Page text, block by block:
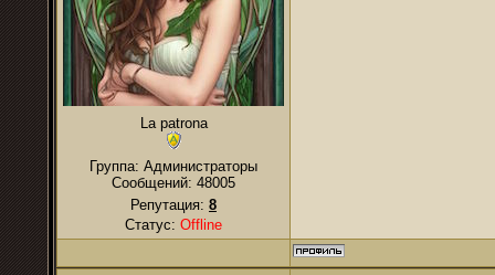
La patrona
Группа: Администраторы
Сообщений: 48005
Репутация: 8
Статус: Offline